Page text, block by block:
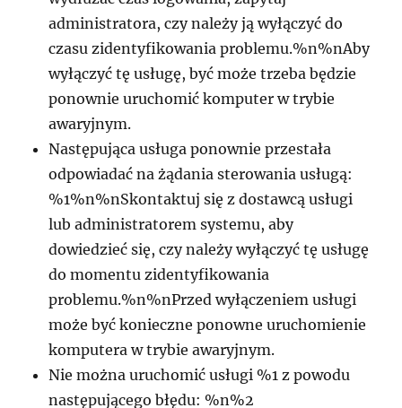
administratora, czy należy ją wyłączyć do
czasu zidentyfikowania problemu.%n%nAby
wyłączyć tę usługę, być może trzeba będzie
ponownie uruchomić komputer w trybie
awaryjnym.
Następująca usługa ponownie przestała
odpowiadać na żądania sterowania usługą:
%1%n%nSkontaktuj się z dostawcą usługi
lub administratorem systemu, aby
dowiedzieć się, czy należy wyłączyć tę usługę
do momentu zidentyfikowania
problemu.%n%nPrzed wyłączeniem usługi
może być konieczne ponowne uruchomienie
komputera w trybie awaryjnym.
Nie można uruchomić usługi %1 z powodu
następującego błędu: %n%2